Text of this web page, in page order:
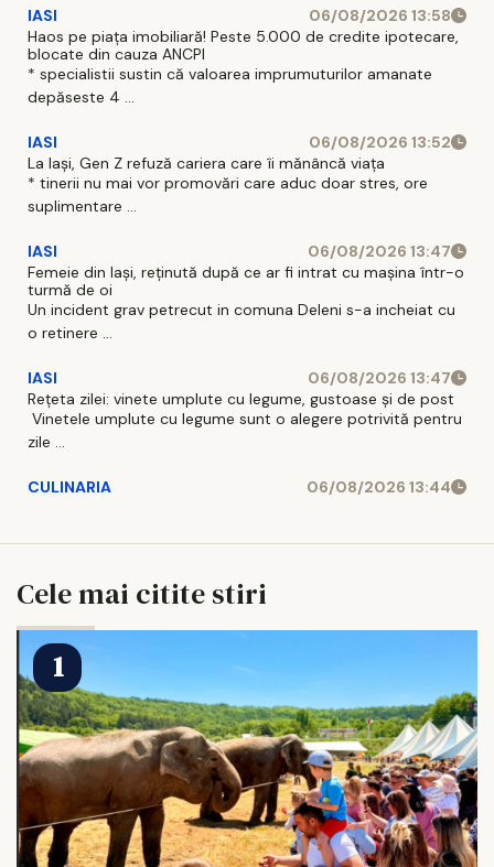
IASI
06/08/2026 13:58
Haos pe piața imobiliară! Peste 5.000 de credite ipotecare,
blocate din cauza ANCPI
* specialistii sustin că valoarea imprumuturilor amanate
depăseste 4 ...
IASI
06/08/2026 13:52
La Iași, Gen Z refuză cariera care îi mănâncă viața
* tinerii nu mai vor promovări care aduc doar stres, ore
suplimentare ...
IASI
06/08/2026 13:47
Femeie din Iași, reținută după ce ar fi intrat cu mașina într-o
turmă de oi
Un incident grav petrecut in comuna Deleni s-a incheiat cu
o retinere ...
IASI
06/08/2026 13:47
Rețeta zilei: vinete umplute cu legume, gustoase și de post
Vinetele umplute cu legume sunt o alegere potrivită pentru
zile ...
CULINARIA 06/08/2026 13:44
Cele mai citite stiri